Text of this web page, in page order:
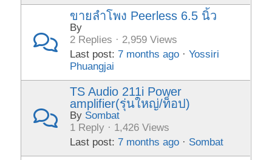
ขายลำโพง Peerless 6.5 นิ้ว
By
2 Replies · 2,959 Views
Last post:7 months ago ·Yossiri
Phuangjai
TS Audio 211i Power
amplifier(รุ่นใหญ่/ท็อป)
By Sombat
1 Reply · 1,426 Views
Last post:7 months ago · Sombat